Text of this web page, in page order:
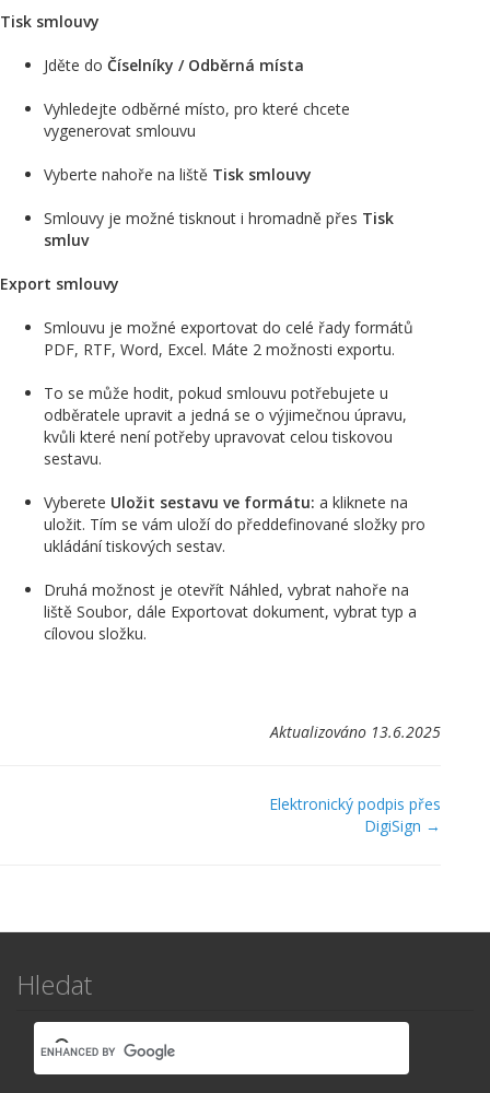
Tisk smlouvy
Jděte do Číselníky / Odběrná místa
Vyhledejte odběrné místo, pro které chcete
vygenerovat smlouvu
Vyberte nahoře na liště Tisk smlouvy
Smlouvy je možné tisknout i hromadně přes Tisk
smluv
Export smlouvy
Smlouvu je možné exportovat do celé řady formátů
PDF, RTF, Word, Excel. Máte 2 možnosti exportu.
To se může hodit, pokud smlouvu potřebujete u
odběratele upravit a jedná se o výjimečnou úpravu,
kvůli které není potřeby upravovat celou tiskovou
sestavu.
Vyberete Uložit sestavu ve formátu: a kliknete na
uložit. Tím se vám uloží do předdefinované složky pro
ukládání tiskových sestav.
Druhá možnost je otevřít Náhled, vybrat nahoře na
liště Soubor, dále Exportovat dokument, vybrat typ a
cílovou složku.
Aktualizováno 13.6.2025
Elektronický podpis přes
DigiSign →
Hledat